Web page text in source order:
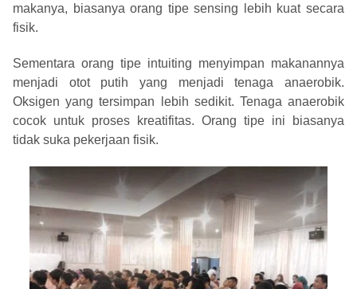
makanya, biasanya orang tipe sensing lebih kuat secara
fisik.
Sementara orang tipe intuiting menyimpan makanannya
menjadi otot putih yang menjadi tenaga anaerobik.
Oksigen yang tersimpan lebih sedikit. Tenaga anaerobik
cocok untuk proses kreatifitas. Orang tipe ini biasanya
tidak suka pekerjaan fisik.